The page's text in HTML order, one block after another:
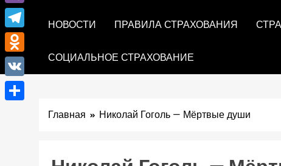
НОВОСТИ ПРАВИЛА СТРАХОВАНИЯ
СОЦИАЛЬНОЕ СТРАХОВАНИЕ
Главная Николай Гоголь — Мёртвые души
Viber
Telegram
Odnoklassniki
VK
Отправить